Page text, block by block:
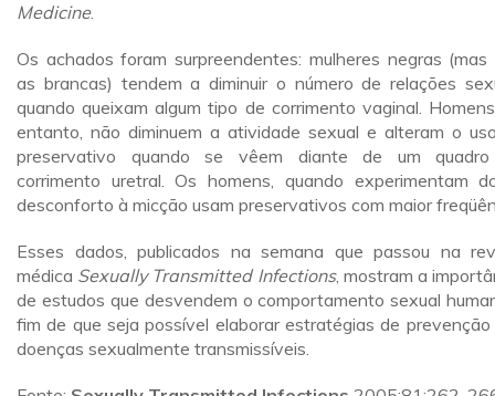
Medicine.
Os achados foram surpreendentes: mulheres negras (mas
as brancas) tendem a diminuir o número de relações
quando queixam algum tipo de corrimento vaginal.
entanto, não diminuem a atividade sexual e alteram o
preservativo quando se vêem diante de um
corrimento uretral. Os homens, quando experimentam
desconforto à micção usam preservativos com maior
Esses dados, publicados na semana que passou na
médica Sexually Transmitted Infections, mostram a
de estudos que desvendem o comportamento sexual
fim de que seja possível elaborar estratégias de prevenção
doenças sexualmente transmissíveis.